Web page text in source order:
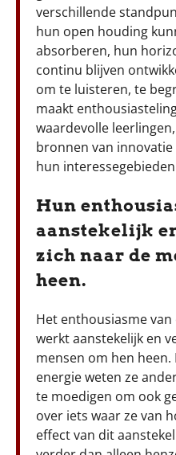
verschillende
hun open houding
absorberen, hun
continu blijven
om te luisteren, te
maakt
waardevolle
bronnen van
hun
Hun
aanstekelijk
zich naar de
heen.
Het enthousiasme
werkt aanstekelijk en
mensen om hen
energie weten ze
te moedigen om ook
over iets waar ze van
effect van dit